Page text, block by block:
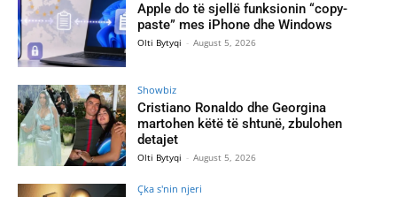
Apple do të sjellë funksionin “copy-
paste” mes iPhone dhe Windows
Olti Bytyqi - August 5, 2026
Showbiz
Cristiano Ronaldo dhe Georgina
martohen këtë të shtunë, zbulohen
detajet
Olti Bytyqi - August 5, 2026
Çka s'nin njeri